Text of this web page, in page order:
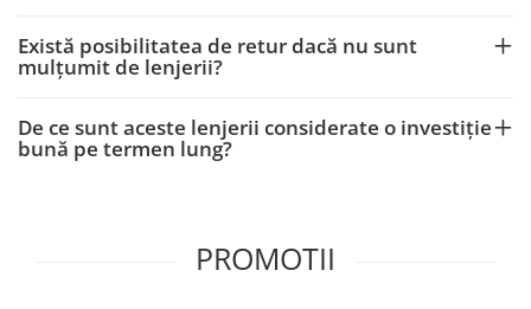
Există posibilitatea de retur dacă nu sunt
mulțumit de lenjerii?
De ce sunt aceste lenjerii considerate o investiție
bună pe termen lung?
PROMOTII